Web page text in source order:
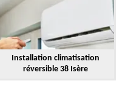
Installation climatisation
réversible 38 Isère